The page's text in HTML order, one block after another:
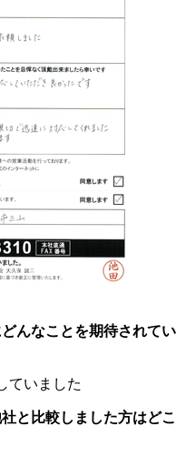
んなことを期待されてい
ていました
と比較しました方はどこ